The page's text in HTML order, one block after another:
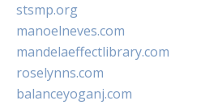
stsmp.org
manoelneves.com
mandelaeffectlibrary.com
roselynns.com
balanceyoganj.com